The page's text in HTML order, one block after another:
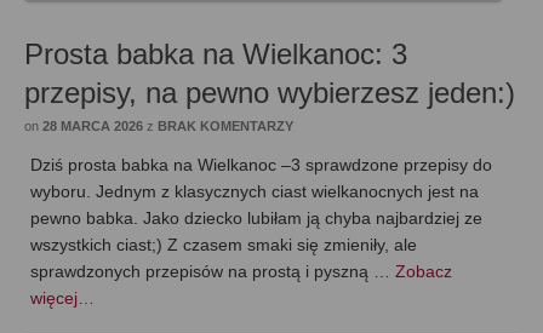
Prosta babka na Wielkanoc: 3
przepisy, na pewno wybierzesz jeden:)
on 28 MARCA 2026 z BRAK KOMENTARZY
Dziś prosta babka na Wielkanoc –3 sprawdzone przepisy do
wyboru. Jednym z klasycznych ciast wielkanocnych jest na
pewno babka. Jako dziecko lubiłam ją chyba najbardziej ze
wszystkich ciast;) Z czasem smaki się zmieniły, ale
sprawdzonych przepisów na prostą i pyszną … Zobacz
więcej…